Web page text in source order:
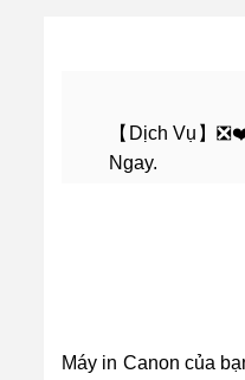
【Dịch Vụ】
Ngay.
Máy in Canon của